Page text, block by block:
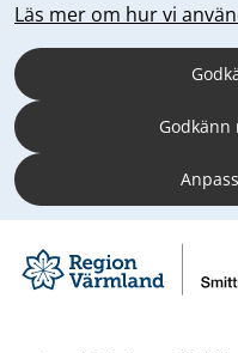
Läs mer om hur vi
Godkänn